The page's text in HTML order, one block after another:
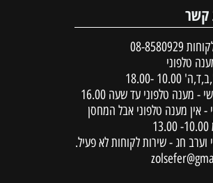
קשר
08-8580929
טלפוני
-18.00
- מענה טלפוני עד שעה 16.00
- אין מענה טלפוני אבל המחסן
וערב חג - שירות לקוחות לא פעיל.